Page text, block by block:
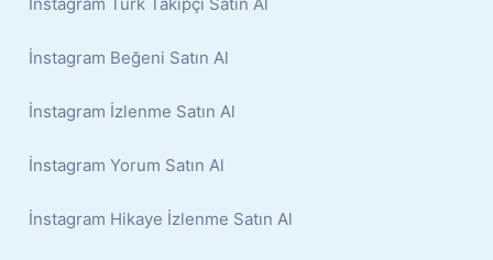
İnstagram Beğeni Satın Al
İnstagram İzlenme Satın Al
İnstagram Yorum Satın Al
İnstagram Hikaye İzlenme Satın Al